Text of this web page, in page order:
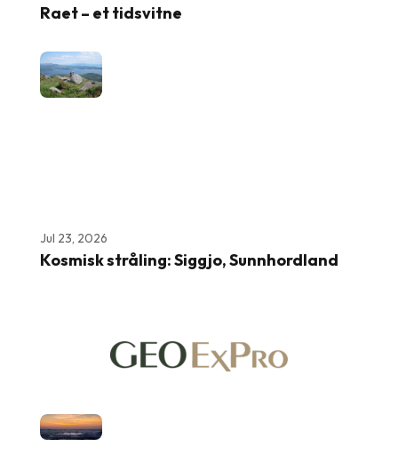
Raet – et tidsvitne
Jul 23, 2026
Kosmisk stråling: Siggjo, Sunnhordland